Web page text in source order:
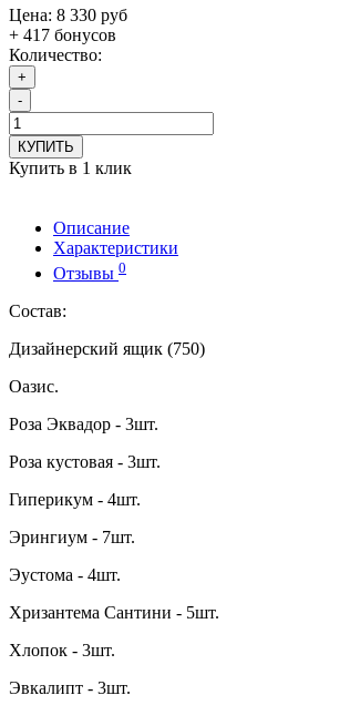
Цена: 8 330 руб
+ 417 бонусов
Количество:
+
-
КУПИТЬ
Купить в 1 клик
Описание
Характеристики
Отзывы 0
Состав:
Дизайнерский ящик (750)
Оазис.
Роза Эквадор - 3шт.
Роза кустовая - 3шт.
Гиперикум - 4шт.
Эрингиум - 7шт.
Эустома - 4шт.
Хризантема Сантини - 5шт.
Хлопок - 3шт.
Эвкалипт - 3шт.